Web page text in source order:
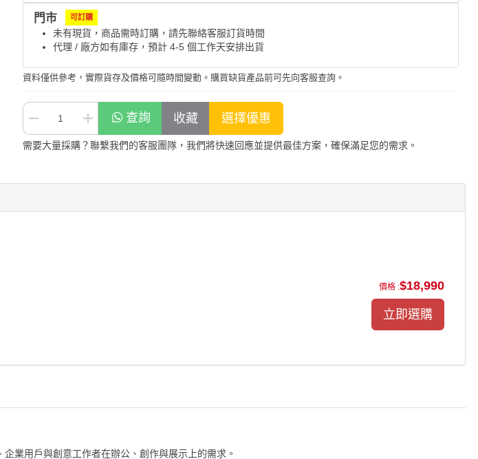
門市 可訂購
未有現貨，商品需時訂購，請先聯絡客服訂貨時間
代理 / 廠方如有庫存，預計 4-5 個工作天安排出貨
資料僅供參考，實際貨存及價格可隨時間變動。購買缺貨產品前可先向客服查詢。
查詢
需要大量採購？聯繫我們的客服團隊，我們將快速回應並提供最佳方案，確保滿足您的需求。
價格 :$18,990
業用戶與創意工作者在辦公、創作與展示上的需求。